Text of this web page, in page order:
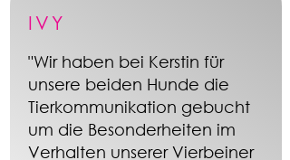
IVY
"Wir haben bei Kerstin für
unsere beiden Hunde die
Tierkommunikation gebucht
um die Besonderheiten im
Verhalten unserer Vierbeiner